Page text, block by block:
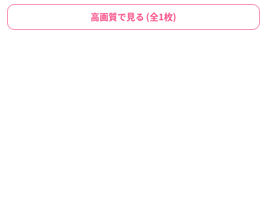
高画質で見る (全1枚)